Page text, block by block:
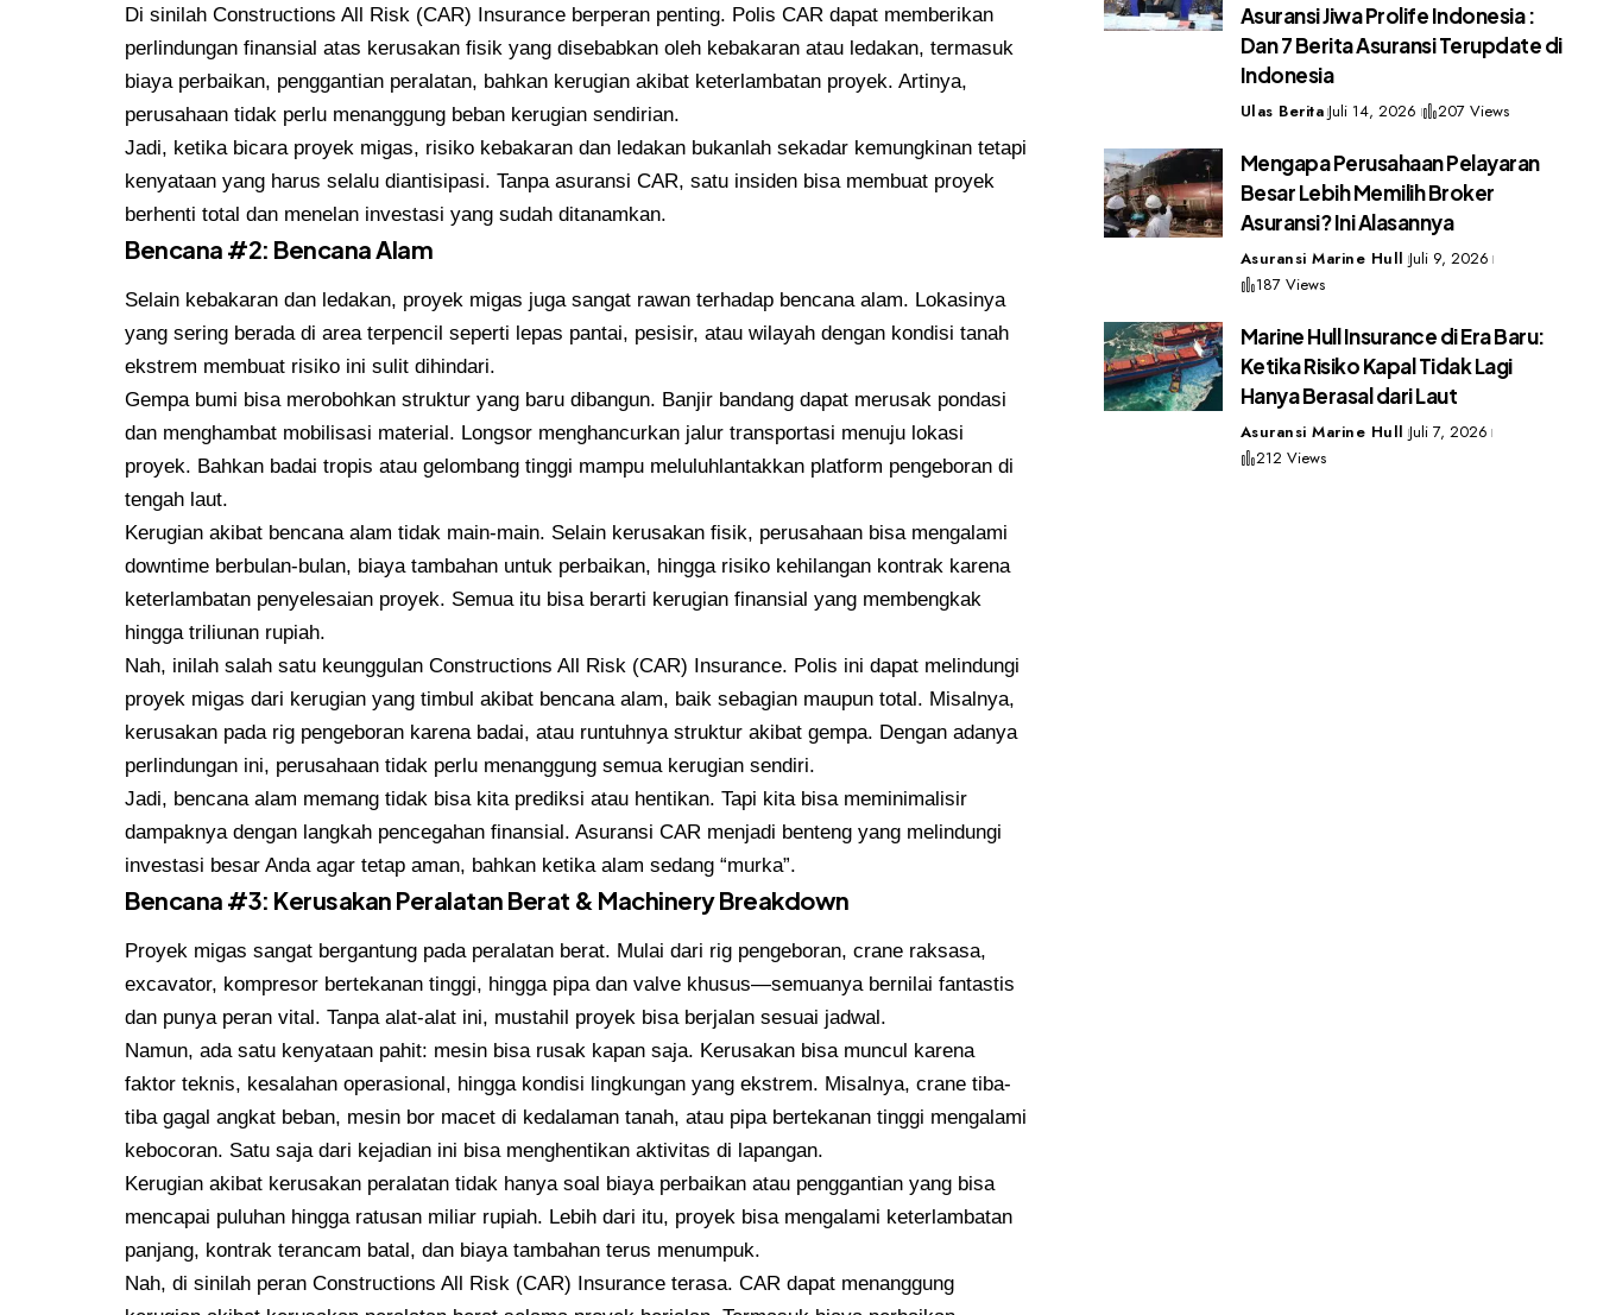
Di sinilah Constructions All Risk (CAR) Insurance berperan penting. Polis CAR dapat memberikan
perlindungan finansial atas kerusakan fisik yang disebabkan oleh kebakaran atau ledakan, termasuk
biaya perbaikan, penggantian peralatan, bahkan kerugian akibat keterlambatan proyek. Artinya,
perusahaan tidak perlu menanggung beban kerugian sendirian.
Jadi, ketika bicara proyek migas, risiko kebakaran dan ledakan bukanlah sekadar kemungkinan tetapi
kenyataan yang harus selalu diantisipasi. Tanpa asuransi CAR, satu insiden bisa membuat proyek
berhenti total dan menelan investasi yang sudah ditanamkan.
Bencana #2: Bencana Alam
Selain kebakaran dan ledakan, proyek migas juga sangat rawan terhadap bencana alam. Lokasinya
yang sering berada di area terpencil seperti lepas pantai, pesisir, atau wilayah dengan kondisi tanah
ekstrem membuat risiko ini sulit dihindari.
Gempa bumi bisa merobohkan struktur yang baru dibangun. Banjir bandang dapat merusak pondasi
dan menghambat mobilisasi material. Longsor menghancurkan jalur transportasi menuju lokasi
proyek. Bahkan badai tropis atau gelombang tinggi mampu meluluhlantakkan platform pengeboran di
tengah laut.
Kerugian akibat bencana alam tidak main-main. Selain kerusakan fisik, perusahaan bisa mengalami
downtime berbulan-bulan, biaya tambahan untuk perbaikan, hingga risiko kehilangan kontrak karena
keterlambatan penyelesaian proyek. Semua itu bisa berarti kerugian finansial yang membengkak
hingga triliunan rupiah.
Nah, inilah salah satu keunggulan Constructions All Risk (CAR) Insurance. Polis ini dapat melindungi
proyek migas dari kerugian yang timbul akibat bencana alam, baik sebagian maupun total. Misalnya,
kerusakan pada rig pengeboran karena badai, atau runtuhnya struktur akibat gempa. Dengan adanya
perlindungan ini, perusahaan tidak perlu menanggung semua kerugian sendiri.
Jadi, bencana alam memang tidak bisa kita prediksi atau hentikan. Tapi kita bisa meminimalisir
dampaknya dengan langkah pencegahan finansial. Asuransi CAR menjadi benteng yang melindungi
investasi besar Anda agar tetap aman, bahkan ketika alam sedang “murka”.
Bencana #3: Kerusakan Peralatan Berat & Machinery Breakdown
Proyek migas sangat bergantung pada peralatan berat. Mulai dari rig pengeboran, crane raksasa,
excavator, kompresor bertekanan tinggi, hingga pipa dan valve khusus—semuanya bernilai fantastis
dan punya peran vital. Tanpa alat-alat ini, mustahil proyek bisa berjalan sesuai jadwal.
Namun, ada satu kenyataan pahit: mesin bisa rusak kapan saja. Kerusakan bisa muncul karena
faktor teknis, kesalahan operasional, hingga kondisi lingkungan yang ekstrem. Misalnya, crane tiba-
tiba gagal angkat beban, mesin bor macet di kedalaman tanah, atau pipa bertekanan tinggi mengalami
kebocoran. Satu saja dari kejadian ini bisa menghentikan aktivitas di lapangan.
Kerugian akibat kerusakan peralatan tidak hanya soal biaya perbaikan atau penggantian yang bisa
mencapai puluhan hingga ratusan miliar rupiah. Lebih dari itu, proyek bisa mengalami keterlambatan
panjang, kontrak terancam batal, dan biaya tambahan terus menumpuk.
Nah, di sinilah peran Constructions All Risk (CAR) Insurance terasa. CAR dapat menanggung
Asuransi Jiwa Prolife Indonesia :
Dan 7 Berita Asuransi Terupdate di
Indonesia
Ulas Berita Juli 14, 2026 207 Views
Mengapa Perusahaan Pelayaran
Besar Lebih Memilih Broker
Asuransi? Ini Alasannya
Asuransi Marine Hull Juli 9, 2026
187 Views
Marine Hull Insurance di Era Baru:
Ketika Risiko Kapal Tidak Lagi
Hanya Berasal dari Laut
Asuransi Marine Hull Juli 7, 2026
212 Views